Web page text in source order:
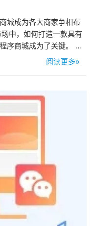
城成为各大商家争相布
中，如何打造一款具有
序商城成为了关键。 亮
电商小程序商城开发的
和交互方式，能够更好
阅读更多»